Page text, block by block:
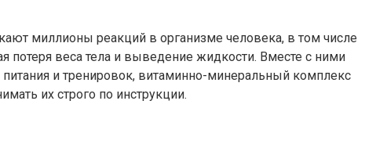
миллионы реакций в организме человека, в том числе
потеря веса тела и выведение жидкости. Вместе с ними
и тренировок, витаминно-минеральный комплекс
их строго по инструкции.